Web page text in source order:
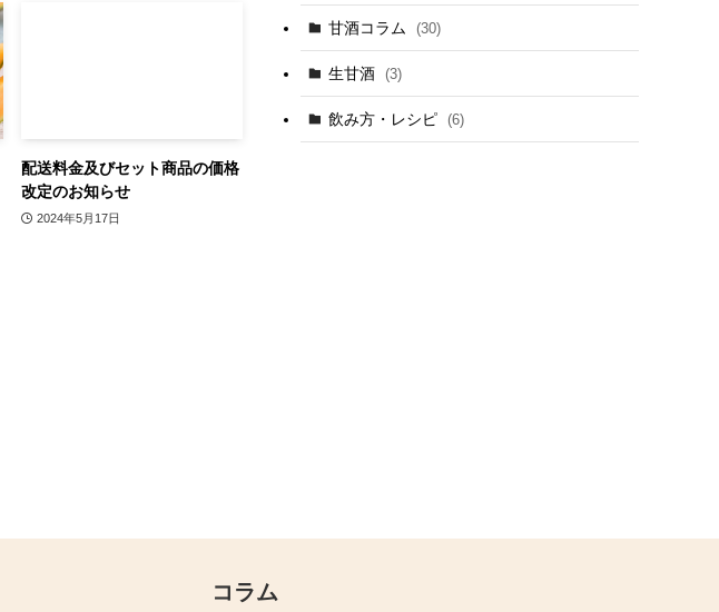
配送料金及びセット商品の価格
改定のお知らせ
2024年5月17日
甘酒コラム (30)
生甘酒 (3)
飲み方・レシピ (6)
コラム